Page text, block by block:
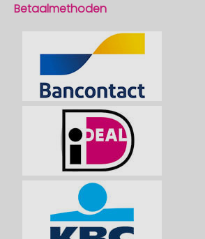
Betaalmethoden